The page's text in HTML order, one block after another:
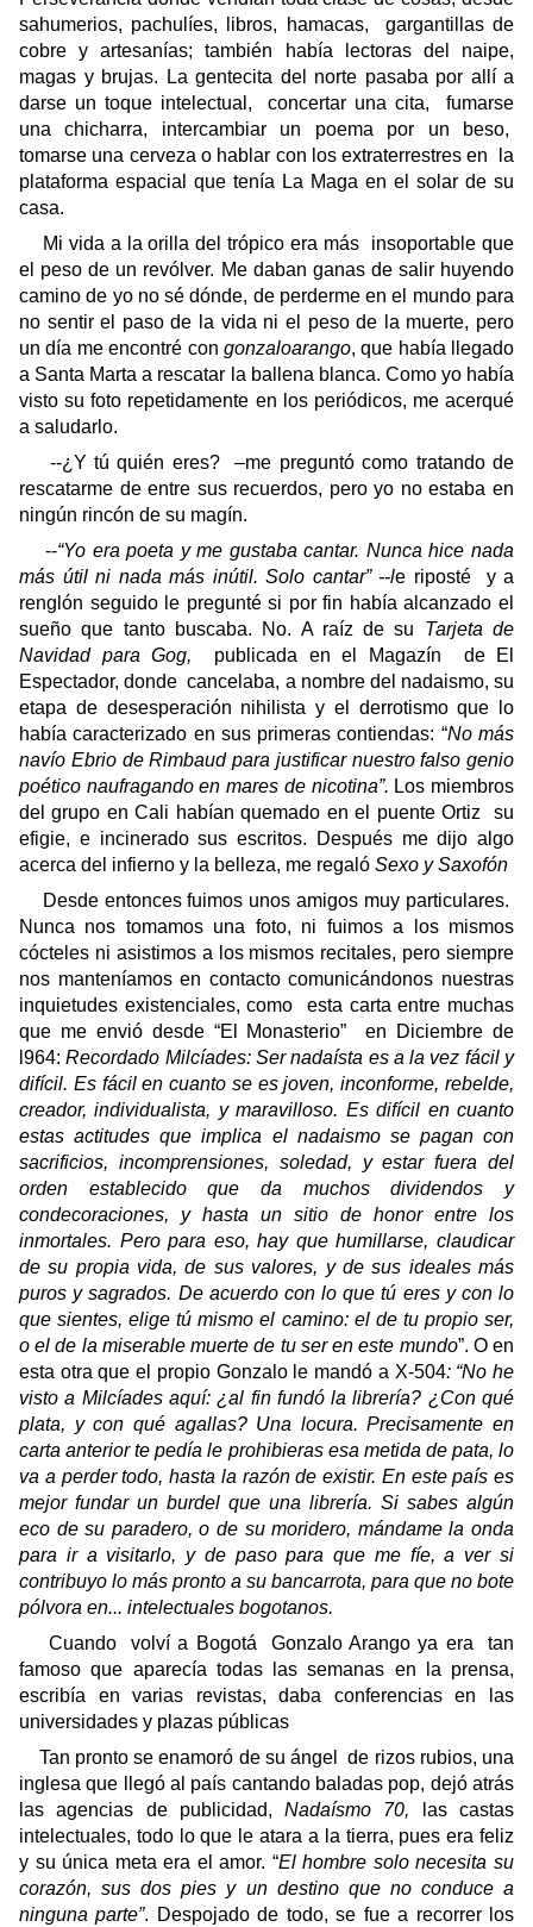
sahumerios, pachulíes, libros, hamacas,
gargantillas de
cobre y artesanías; también había lectoras del naipe,
magas y brujas. La gentecita del norte pasaba por allí a
darse un toque intelectual,
concertar una cita,
fumarse
una chicharra, intercambiar un poema por un beso,
tomarse una cerveza o hablar con los extraterrestres en
la
plataforma espacial que tenía La Maga en el solar de su
casa.
Mi vida a la orilla del trópico era más
insoportable que
el peso de un revólver. Me daban ganas de salir huyendo
camino de yo no sé dónde, de perderme en el mundo para
no sentir el paso de la vida ni el peso de la muerte, pero
un día me encontré con gonzaloarango, que había llegado
a Santa Marta a rescatar la ballena blanca. Como yo había
visto su foto repetidamente en los periódicos, me acerqué
a saludarlo.
--¿Y tú quién eres?
–me preguntó como tratando de
rescatarme de entre sus recuerdos, pero yo no estaba en
ningún rincón de su magín.
--“Yo era poeta y me gustaba cantar. Nunca hice nada
más útil ni nada más inútil. Solo cantar” --le riposté
y a
renglón seguido le pregunté si por fin había alcanzado el
sueño que tanto buscaba. No. A raíz de su Tarjeta de
Navidad para Gog,
publicada en el Magazín
de El
Espectador, donde cancelaba, a nombre del nadaismo, su
etapa de desesperación nihilista y el derrotismo que lo
había caracterizado en sus primeras contiendas: “No más
navío Ebrio de Rimbaud para justificar nuestro falso genio
poético naufragando en mares de nicotina”. Los miembros
del grupo en Cali habían quemado en el puente Ortiz
su
efigie, e incinerado sus escritos. Después me dijo algo
acerca del infierno y la belleza, me regaló Sexo y Saxofón
Desde entonces fuimos unos amigos muy particulares.
Nunca nos tomamos una foto, ni fuimos a los mismos
cócteles ni asistimos a los mismos recitales, pero siempre
nos manteníamos en contacto comunicándonos nuestras
inquietudes existenciales, como
esta carta entre muchas
que me envió desde “El Monasterio”
en Diciembre de
l964:Recordado Milcíades: Ser nadaísta es a la vez fácil y
difícil. Es fácil en cuanto se es joven, inconforme, rebelde,
creador, individualista, y maravilloso. Es difícil en cuanto
estas actitudes que implica el nadaismo se pagan con
sacrificios, incomprensiones, soledad, y estar fuera del
orden establecido que da muchos dividendos y
condecoraciones, y hasta un sitio de honor entre los
inmortales. Pero para eso, hay que humillarse, claudicar
de su propia vida, de sus valores, y de sus ideales más
puros y sagrados. De acuerdo con lo que tú eres y con lo
que sientes, elige tú mismo el camino: el de tu propio ser,
o el de la miserable muerte de tu ser en este mundo”. O en
esta otra que el propio Gonzalo le mandó a X-504: “No he
visto a Milcíades aquí: ¿al fin fundó la librería? ¿Con qué
plata, y con qué agallas? Una locura. Precisamente en
carta anterior te pedía le prohibieras esa metida de pata, lo
va a perder todo, hasta la razón de existir. En este país es
mejor fundar un burdel que una librería. Si sabes algún
eco de su paradero, o de su moridero, mándame la onda
para ir a visitarlo, y de paso para que me fíe, a ver si
contribuyo lo más pronto a su bancarrota, para que no bote
pólvora en... intelectuales bogotanos.
Cuando
volví a Bogotá Gonzalo Arango ya era
tan
famoso que aparecía todas las semanas en la prensa,
escribía en varias revistas, daba conferencias en las
universidades y plazas públicas
Tan pronto se enamoró de su ángel
de rizos rubios, una
inglesa que llegó al país cantando baladas pop, dejó atrás
las agencias de publicidad,Nadaísmo 70, las castas
intelectuales, todo lo que le atara a la tierra, pues era feliz
y su única meta era el amor. “El hombre solo necesita su
corazón, sus dos pies y un destino que no conduce a
ninguna parte”. Despojado de todo, se fue a recorrer los